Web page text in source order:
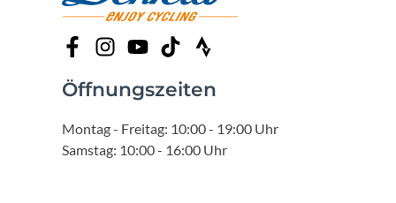
Öffnungszeiten
Montag - Freitag: 10:00 - 19:00 Uhr
Samstag: 10:00 - 16:00 Uhr